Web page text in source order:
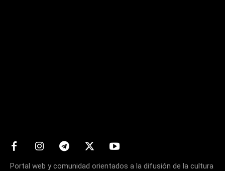
Portal web y comunidad orientados a la difusión de la cultura